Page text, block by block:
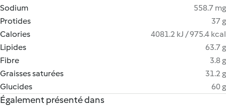
Sodium
558.7 mg
Protides
37 g
Calories
4081.2 kJ / 975.4 kcal
Lipides
63.7 g
Fibre
3.8 g
Graisses saturées
31.2 g
Glucides
60 g
Également présenté dans